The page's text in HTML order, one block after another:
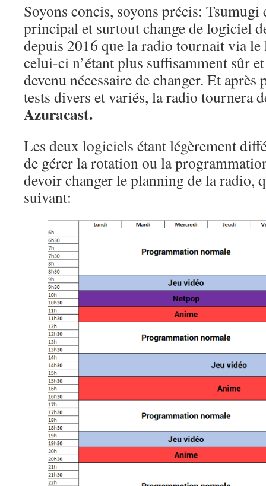
Soyons concis, soyons précis: Tsumugi
principal et surtout change de logiciel
depuis 2016 que la radio tournait via
celui-ci n’étant plus suffisamment sûr
devenu nécessaire de changer. Et
tests divers et variés, la radio tournera
Azuracast.
Les deux logiciels étant légèrement
de gérer la rotation ou la
devoir changer le planning de la radio,
suivant: